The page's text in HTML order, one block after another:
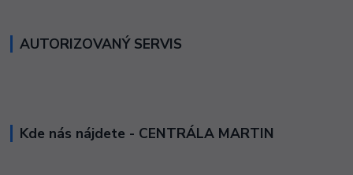
AUTORIZOVANÝ SERVIS
Kde nás nájdete - CENTRÁLA MARTIN